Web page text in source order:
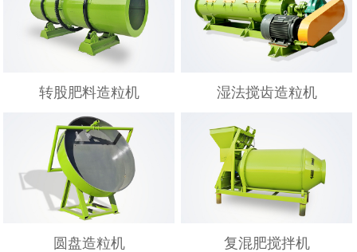
转股肥料造粒机 湿法搅齿造粒机
圆盘造粒机 复混肥搅拌机